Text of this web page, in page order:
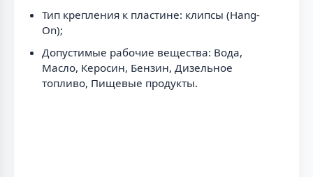
Тип крепления к пластине: клипсы (Hang-
On);
Допустимые рабочие вещества: Вода,
Масло, Керосин, Бензин, Дизельное
топливо, Пищевые продукты.